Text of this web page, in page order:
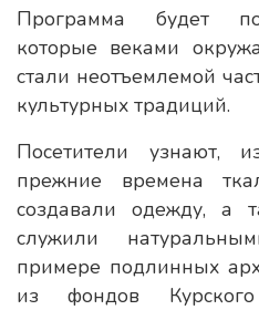
Программа будет
которые веками
стали неотъемлемой
культурных традиций.
Посетители узнают,
прежние времена
создавали одежду, а
служили
примере подлинных
из фондов